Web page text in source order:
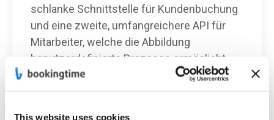
This website uses cookies
schlanke Schnittstelle für Kundenbuchung
und eine zweite, umfangreichere API für
Mitarbeiter, welche die Abbildung
benutzerdefinierte Prozesse ermöglicht.
Dazu wird eine umfassende Dokumentation